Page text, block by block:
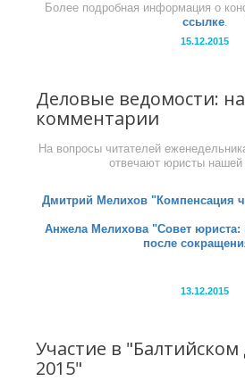
Более подробная информация о
ссылке.
15.12.2015
Деловые ведомости:
комментарии
На вопросы читателей
отвечают юристы нашей
Дмитрий Мелихов "Компенсация
Анжела Мелихова "Совет юриста:
после
13.12.2015
Участие в "Балтийском
2015"